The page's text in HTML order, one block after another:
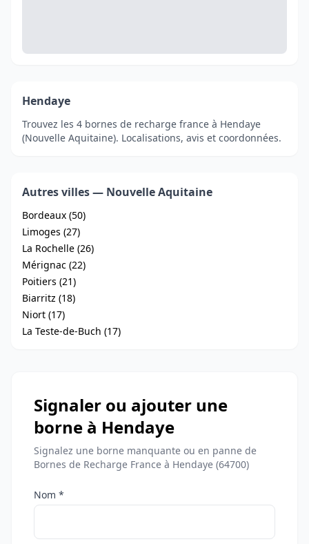
Hendaye
Trouvez les 4 bornes de recharge france à Hendaye
(Nouvelle Aquitaine). Localisations, avis et coordonnées.
Autres villes — Nouvelle Aquitaine
Bordeaux (50)
Limoges (27)
La Rochelle (26)
Mérignac (22)
Poitiers (21)
Biarritz (18)
Niort (17)
La Teste-de-Buch (17)
Signaler ou ajouter une
borne à Hendaye
Signalez une borne manquante ou en panne de
Bornes de Recharge France à Hendaye (64700)
Nom *